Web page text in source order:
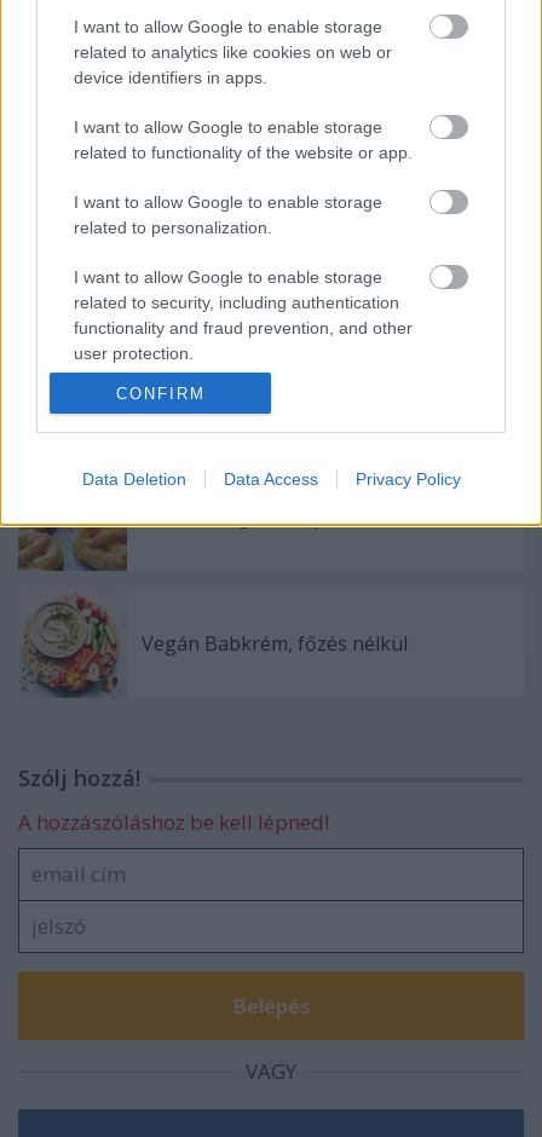
I want to allow Google to enable storage
related to analytics like cookies on web or
device identifiers in apps.
I want to allow Google to enable storage
related to functionality of the website or app.
I want to allow Google to enable storage
related to personalization.
I want to allow Google to enable storage
related to security, including authentication
functionality and fraud prevention, and other
user protection.
CONFIRM
Data Deletion Data Access Privacy Policy
Ajánlott bejegyzések:
Roppanós, balzsamos kelbimbó
Krémes paszternák leves, almával
Vegán Babkrém, főzés nélkül
Szólj hozzá!
A hozzászóláshoz be kell lépned!
VAGY